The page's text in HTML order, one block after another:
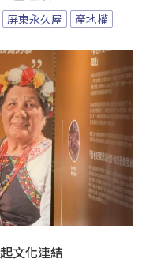
屏東永久屋 產地權
文化連結